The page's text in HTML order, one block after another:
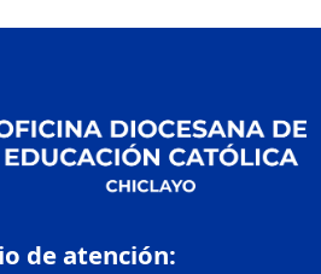
de atención: